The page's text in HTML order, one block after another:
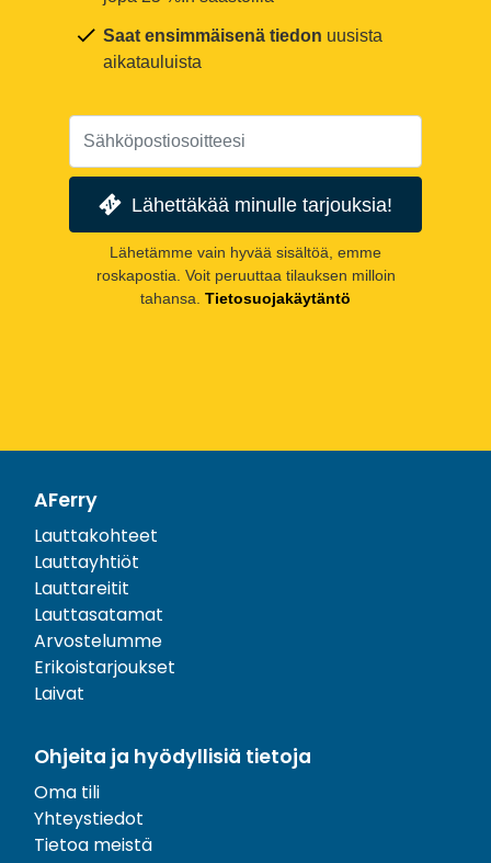
Saat ensimmäisenä tiedon uusista
aikatauluista
Lähettäkää minulle tarjouksia!
Lähetämme vain hyvää sisältöä, emme
roskapostia. Voit peruuttaa tilauksen milloin
tahansa. Tietosuojakäytäntö
AFerry
Lauttakohteet
Lauttayhtiöt
Lauttareitit
Lauttasatamat
Arvostelumme
Erikoistarjoukset
Laivat
Ohjeita ja hyödyllisiä tietoja
Oma tili
Yhteystiedot
Tietoa meistä